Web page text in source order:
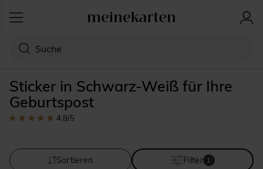
Sticker in Schwarz-Weiß für Ihre
Geburtspost
4.8/5
Sortieren Filter 1